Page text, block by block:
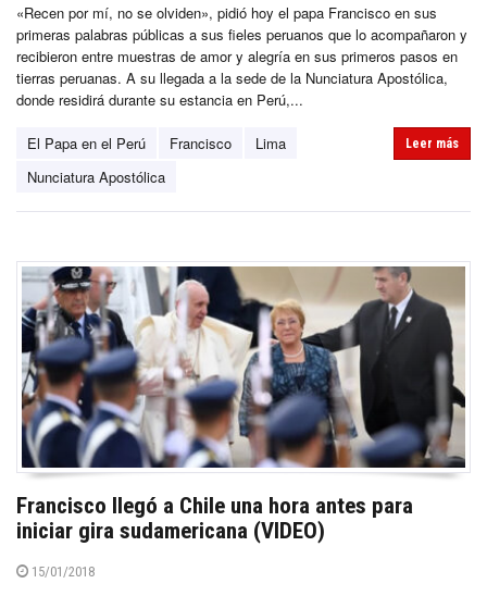
«Recen por mí, no se olviden», pidió hoy el papa Francisco en sus
primeras palabras públicas a sus fieles peruanos que lo acompañaron y
recibieron entre muestras de amor y alegría en sus primeros pasos en
tierras peruanas. A su llegada a la sede de la Nunciatura Apostólica,
donde residirá durante su estancia en Perú,...
El Papa en el Perú Francisco
Lima
Nunciatura Apostólica
Leer más
Francisco llegó a Chile una hora antes para
iniciar gira sudamericana (VIDEO)
15/01/2018